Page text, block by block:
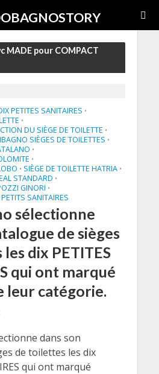
MADE pour COMPACT
PETITES SANITAIRES •
•
DU SIÈGE DE TOILETTE •
SIÈGES DE TOILETTES •
•
•
• SIÈGE DE TOILETTE HATRIA •
STANDARD •
GINORI •
SANITAIRES
sélectionne
de sièges
dix PETITES
qui ont marqué
leur catégorie.
dans son
de toilettes les dix
qui ont marqué